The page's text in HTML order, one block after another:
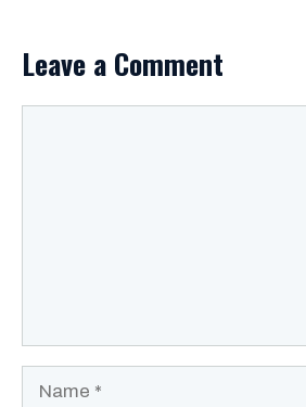
Leave a Comment